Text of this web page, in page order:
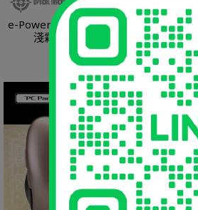
e-Power iG1 6D無線靜音商務滑鼠
淺霜灰/海沫藍/莫蘭迪綠
NT$229NT$399